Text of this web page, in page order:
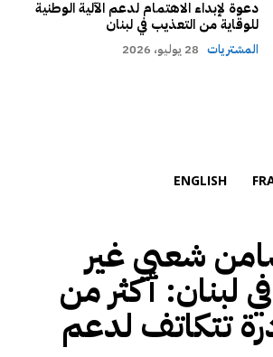
دعوة لإبداء الاهتمام لدعم الآلية الوطنية
للوقاية من التعذيب في لبنان
المشتريات 28 يوليو، 2026